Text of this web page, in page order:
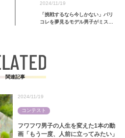
2024/11/19
「挑戦するなら今しかない」パリ
コレを夢見るモデル男子がミスタ
関連記事
フワフワ男子の人生を変えた1本の動
画「もう一度、人前に立ってみたい」
2024/11/19
コンテスト